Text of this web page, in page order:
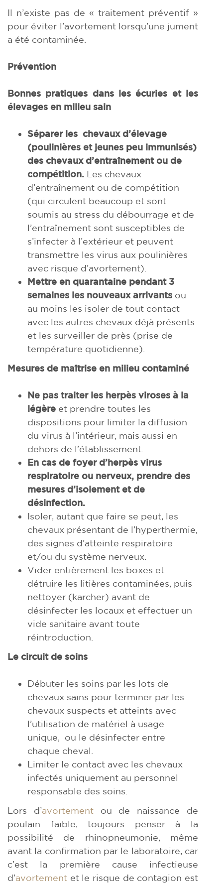
Il n’existe pas de « traitement préventif »
pour éviter l’avortement lorsqu’une jument
a été contaminée.
Prévention
Bonnes pratiques dans les écuries et les
élevages en milieu sain
Séparer les chevaux d’élevage
(poulinières et jeunes peu immunisés)
des chevaux d’entraînement ou de
compétition. Les chevaux
d’entraînement ou de compétition
(qui circulent beaucoup et sont
soumis au stress du débourrage et de
l’entraînement sont susceptibles de
s’infecter à l’extérieur et peuvent
transmettre les virus aux poulinières
avec risque d’avortement).
Mettre en quarantaine pendant 3
semaines les nouveaux arrivants ou
au moins les isoler de tout contact
avec les autres chevaux déjà présents
et les surveiller de près (prise de
température quotidienne).
Mesures de maîtrise en milieu contaminé
Ne pas traiter les herpès viroses à la
légère et prendre toutes les
dispositions pour limiter la diffusion
du virus à l’intérieur, mais aussi en
dehors de l’établissement.
En cas de foyer d’herpès virus
respiratoire ou nerveux, prendre des
mesures d’isolement et de
désinfection.
Isoler, autant que faire se peut, les
chevaux présentant de l’hyperthermie,
des signes d’atteinte respiratoire
et/ou du système nerveux.
Vider entièrement les boxes et
détruire les litières contaminées, puis
nettoyer (karcher) avant de
désinfecter les locaux et effectuer un
vide sanitaire avant toute
réintroduction.
Le circuit de soins
Débuter les soins par les lots de
chevaux sains pour terminer par les
chevaux suspects et atteints avec
l’utilisation de matériel à usage
unique, ou le désinfecter entre
chaque cheval.
Limiter le contact avec les chevaux
infectés uniquement au personnel
responsable des soins.
Lors d’avortementou de naissance de
poulain faible, toujours penser à la
possibilité de rhinopneumonie, même
avant la confirmation par le laboratoire, car
c’est la première cause infectieuse
d’avortement et le risque de contagion est